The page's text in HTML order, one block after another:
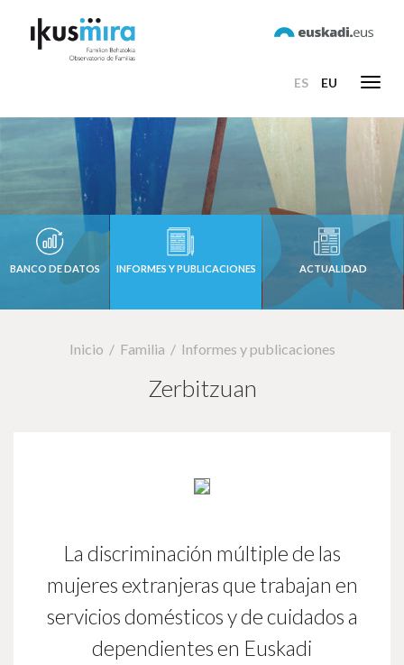
ES EU
BANCO DE DATOS INFORMES Y PUBLICACIONES ACTUALIDAD
Inicio Familia Informes y publicaciones
Zerbitzuan
La discriminación múltiple de las
mujeres extranjeras que trabajan en
servicios domésticos y de cuidados a
dependientes en Euskadi